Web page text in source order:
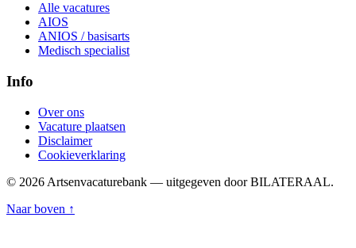
Alle vacatures
AIOS
ANIOS / basisarts
Medisch specialist
Info
Over ons
Vacature plaatsen
Disclaimer
Cookieverklaring
© 2026 Artsenvacaturebank — uitgegeven door BILATERAAL.
Naar boven ↑